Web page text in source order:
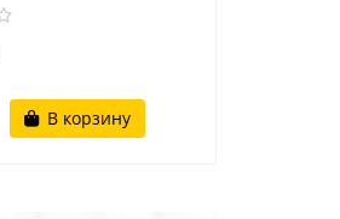
В корзину